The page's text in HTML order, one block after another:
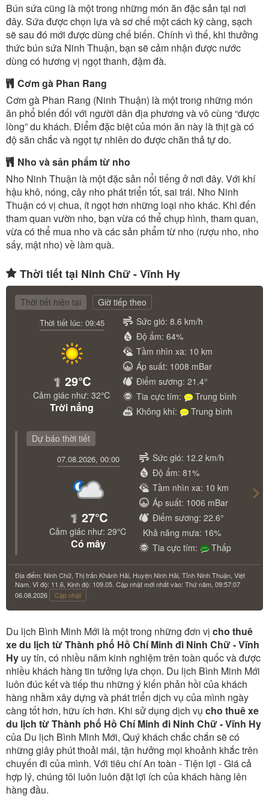
Bún sứa cũng là một trong những món ăn đặc sản tại nơi
đây. Sứa được chọn lựa và sơ chế một cách kỹ càng, sạch
sẽ sau đó mới được dùng chế biến. Chính vì thế, khi thưởng
thức bún sứa Ninh Thuận, bạn sẽ cảm nhận được nước
dùng có hương vị ngọt thanh, đậm đà.
Cơm gà Phan Rang
Cơm gà Phan Rang (Ninh Thuận) là một trong những món
ăn phổ biến đối với người dân địa phương và vô cùng “được
lòng” du khách. Điểm đặc biệt của món ăn này là thịt gà có
độ săn chắc và ngọt tự nhiên do được chăn thả tự do.
Nho và sản phẩm từ nho
Nho Ninh Thuận là một đặc sản nổi tiếng ở nơi đây. Với khí
hậu khô, nóng, cây nho phát triển tốt, sai trái. Nho Ninh
Thuận có vị chua, ít ngọt hơn những loại nho khác. Khi đến
tham quan vườn nho, bạn vừa có thể chụp hình, tham quan,
vừa có thể mua nho và các sản phẩm từ nho (rượu nho, nho
sấy, mật nho) về làm quà.
Thời tiết tại Ninh Chữ - Vĩnh Hy
Thời tiết hiện tại Giờ tiếp theo
Thời tiết lúc: 09:45
29℃
Cảm giác như: 32℃
Trời nắng
Sức gió: 8.6 km/h
Độ ẩm: 64%
Tầm nhìn xa: 10 km
Áp suất: 1008 mBar
Điểm sương: 21.4°
Tia cực tím:
Trung bình
Không khí:
Trung bình
Dự báo thời tiết
07.08.2026, 00:00
27℃
Cảm giác như: 29℃
Có mây
Sức gió: 12.2 km/h
Độ ẩm: 81%
Tầm nhìn xa: 10 km
Áp suất: 1006 mBar
Điểm sương: 22.6°
Khả năng mưa: 16%
Tia cực tím:
Thấp
Địa điểm: Ninh Chữ, Thị trấn Khánh Hải, Huyện Ninh Hải, Tỉnh Ninh Thuận, Việt
Nam. Vĩ độ: 11.6, Kinh độ: 109.05. Cập nhật mới nhất vào: Thứ năm, 09:57:07
06.08.2026
Cập nhật
Du lịch Bình Minh Mới là một trong những đơn vị cho thuê
xe du lịch từ Thành phố Hồ Chí Minh đi Ninh Chữ - Vĩnh
Hy uy tín, có nhiều năm kinh nghiệm trên toàn quốc và được
nhiều khách hàng tin tưởng lựa chọn. Du lịch Bình Minh Mới
luôn đúc kết và tiếp thu những ý kiến phản hồi của khách
hàng nhằm xây dựng và phát triển dịch vụ của mình ngày
càng tốt hơn, hữu ích hơn. Khi sử dụng dịch vụ cho thuê xe
du lịch từ Thành phố Hồ Chí Minh đi Ninh Chữ - Vĩnh Hy
của Du lịch Bình Minh Mới, Quý khách chắc chắn sẽ có
những giây phút thoải mái, tận hưởng mọi khoảnh khắc trên
chuyến đi của mình. Với tiêu chí An toàn - Tiện lợi - Giá cả
hợp lý, chúng tôi luôn luôn đặt lợi ích của khách hàng lên
hàng đầu.